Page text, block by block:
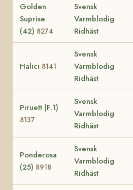
Golden
Suprise
(42) 8274
Svensk
Varmblodig
Ridhäst
Halici 8141
Svensk
Varmblodig
Ridhäst
Piruett (F.1)
8137
Svensk
Varmblodig
Ridhäst
Ponderosa
(25) 8918
Svensk
Varmblodig
Ridhäst